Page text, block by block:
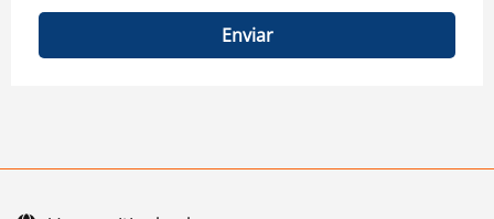
Enviar